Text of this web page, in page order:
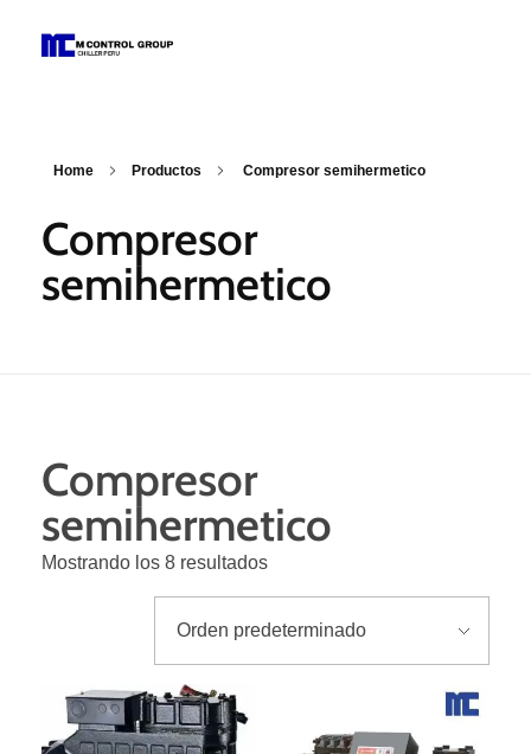
Home Productos Compresor semihermetico
Compresor
semihermetico
Compresor
semihermetico
Mostrando los 8 resultados